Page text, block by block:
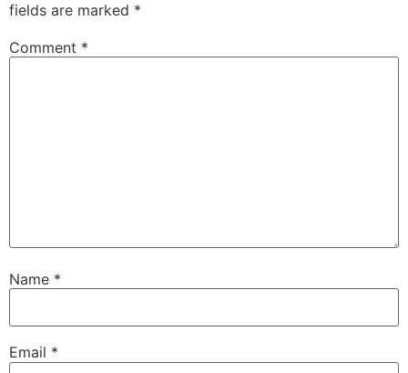
fields are marked *
Comment *
Name *
Email *